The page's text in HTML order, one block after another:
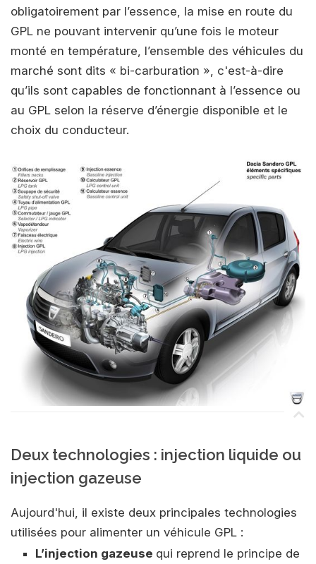
obligatoirement par l’essence, la mise en route du
GPL ne pouvant intervenir qu’une fois le moteur
monté en température, l’ensemble des véhicules du
marché sont dits « bi-carburation », c'est-à-dire
qu’ils sont capables de fonctionnant à l’essence ou
au GPL selon la réserve d’énergie disponible et le
choix du conducteur.
Deux technologies : injection liquide ou
injection gazeuse
Aujourd'hui, il existe deux principales technologies
utilisées pour alimenter un véhicule GPL :
L’injection gazeuse qui reprend le principe de